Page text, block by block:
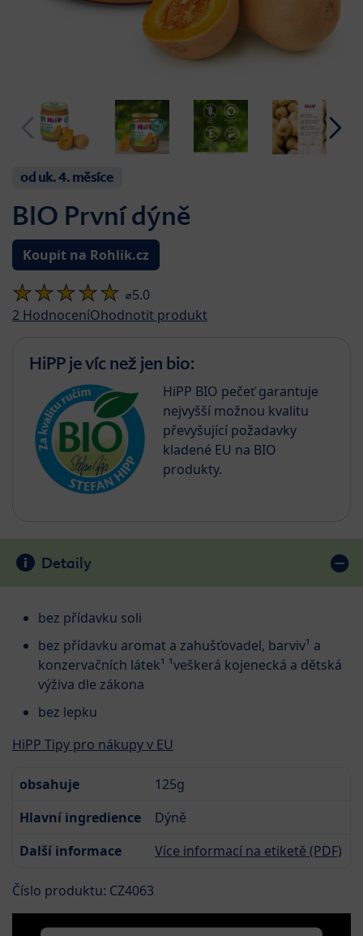
od uk. 4. měsíce
BIO První dýně
Koupit na Rohlik.cz
⌀5.0
2 HodnoceníOhodnotit produkt
HiPP je víc než jen bio:
HiPP BIO pečeť garantuje
nejvyšší možnou kvalitu
převyšující požadavky
kladené EU na BIO
produkty.
Detaily
bez přídavku soli
bez přídavku aromat a zahušťovadel, barviv¹ a
konzervačních látek¹ ¹veškerá kojenecká a dětská
výživa dle zákona
bez lepku
HiPP Tipy pro nákupy v EU
obsahuje
125g
Hlavní ingredience
Dýně
Další informace
Více informací na etiketě (PDF)
Číslo produktu: CZ4063